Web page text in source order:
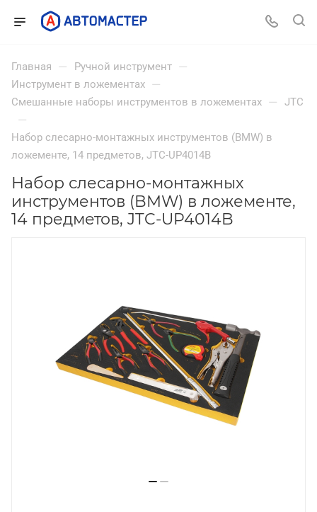
Главная — Ручной инструмент —
Инструмент в ложементах —
Смешанные наборы инструментов в ложементах — JTC
—
Набор слесарно-монтажных инструментов (BMW) в
ложементе, 14 предметов, JTC-UP4014B
Набор слесарно-монтажных
инструментов (BMW) в ложементе,
14 предметов, JTC-UP4014B